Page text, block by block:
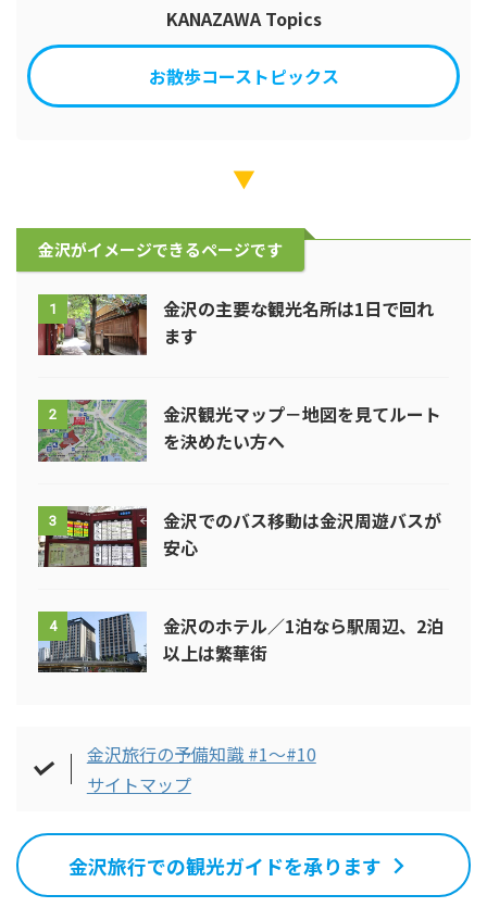
KANAZAWA Topics
お散歩コーストピックス
▼
金沢がイメージできるページです
1
金沢の主要な観光名所は1日で回れ
ます
2
金沢観光マップ－地図を見てルート
を決めたい方へ
3
金沢でのバス移動は金沢周遊バスが
安心
4
金沢のホテル／1泊なら駅周辺、2泊
以上は繁華街
金沢旅行の予備知識 #1～#10
サイトマップ
金沢旅行での観光ガイドを承ります